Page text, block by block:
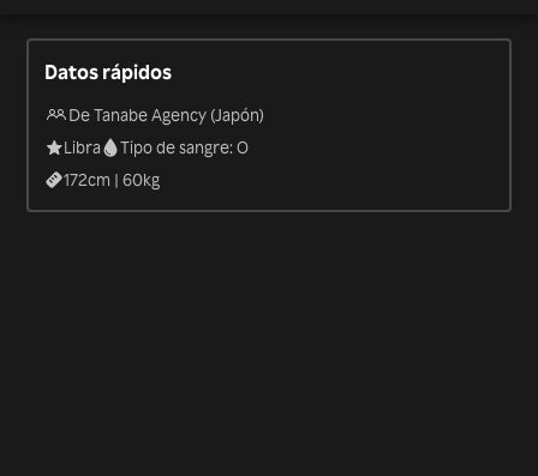
Datos rápidos
De Tanabe Agency (Japón)
Libra
Tipo de sangre: O
172cm |60kg